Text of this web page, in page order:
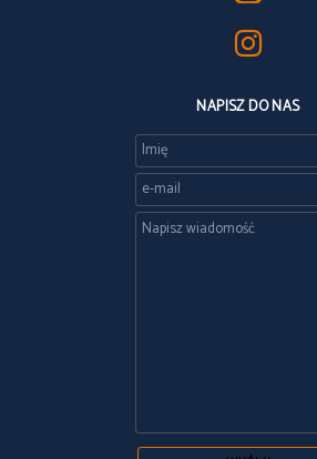
NAPISZ DO NAS